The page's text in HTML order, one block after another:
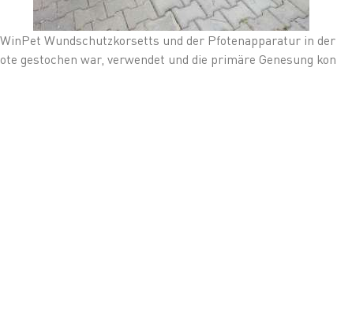
Wundschutzkorsetts und der Pfotenapparatur in
gestochen war, verwendet und die primäre Genesung